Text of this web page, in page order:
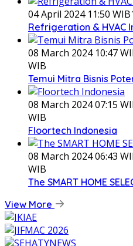
04 April 2024 11:50 WIB
Refrigeration & HVAC
08 March 2024 10:47
WIB
Temui Mitra Bisnis
08 March 2024 07:15
WIB
Floortech Indonesia
08 March 2024 06:43
WIB
The SMART HOME
View More